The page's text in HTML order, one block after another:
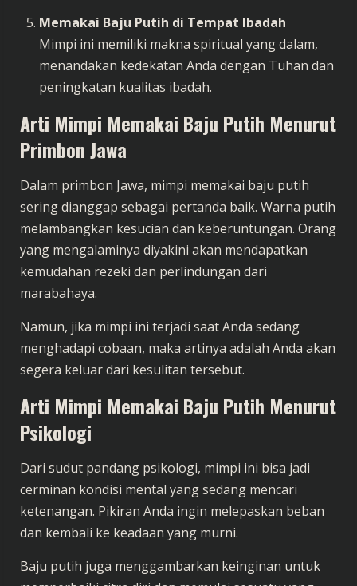
Memakai Baju Putih di Tempat Ibadah
Mimpi ini memiliki makna spiritual yang dalam,
menandakan kedekatan Anda dengan Tuhan dan
peningkatan kualitas ibadah.
Arti Mimpi Memakai Baju Putih Menurut
Primbon Jawa
Dalam primbon Jawa, mimpi memakai baju putih
sering dianggap sebagai pertanda baik. Warna putih
melambangkan kesucian dan keberuntungan. Orang
yang mengalaminya diyakini akan mendapatkan
kemudahan rezeki dan perlindungan dari
marabahaya.
Namun, jika mimpi ini terjadi saat Anda sedang
menghadapi cobaan, maka artinya adalah Anda akan
segera keluar dari kesulitan tersebut.
Arti Mimpi Memakai Baju Putih Menurut
Psikologi
Dari sudut pandang psikologi, mimpi ini bisa jadi
cerminan kondisi mental yang sedang mencari
ketenangan. Pikiran Anda ingin melepaskan beban
dan kembali ke keadaan yang murni.
Baju putih juga menggambarkan keinginan untuk